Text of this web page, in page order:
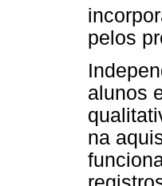
pelos
alunos
na